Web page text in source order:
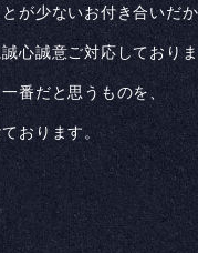
が少ないお付き合いだ
心誠意ご対応しており
番だと思うものを、
おります。